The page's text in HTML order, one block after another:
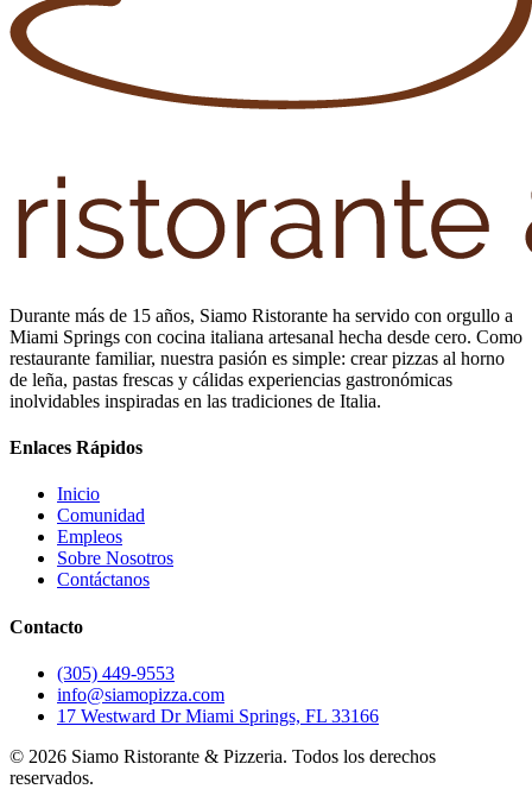
Durante más de 15 años, Siamo Ristorante ha servido con orgullo a
Miami Springs con cocina italiana artesanal hecha desde cero. Como
restaurante familiar, nuestra pasión es simple: crear pizzas al horno
de leña, pastas frescas y cálidas experiencias gastronómicas
inolvidables inspiradas en las tradiciones de Italia.
Enlaces Rápidos
Inicio
Comunidad
Empleos
Sobre Nosotros
Contáctanos
Contacto
(305) 449-9553
info@siamopizza.com
17 Westward Dr Miami Springs, FL 33166
© 2026 Siamo Ristorante & Pizzeria. Todos los derechos
reservados.